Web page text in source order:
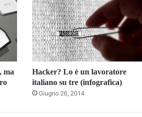
ma
Hacker? Lo è un lavoratore
italiano su tre (infografica)
Giugno 26, 2014